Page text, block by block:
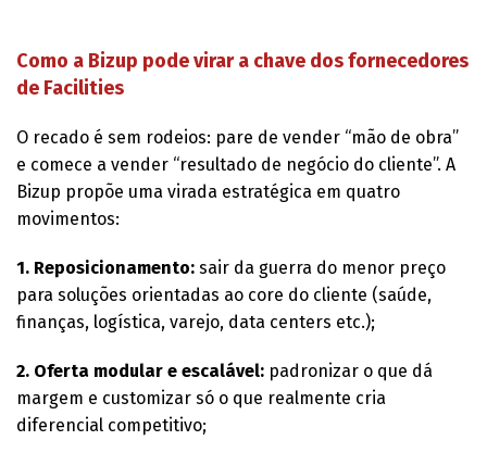
Como a Bizup pode virar a chave dos fornecedores
de Facilities
O recado é sem rodeios: pare de vender “mão de obra”
e comece a vender “resultado de negócio do cliente”. A
Bizup propõe uma virada estratégica em quatro
movimentos:
1. Reposicionamento: sair da guerra do menor preço
para soluções orientadas ao core do cliente (saúde,
finanças, logística, varejo, data centers etc.);
2. Oferta modular e escalável: padronizar o que dá
margem e customizar só o que realmente cria
diferencial competitivo;